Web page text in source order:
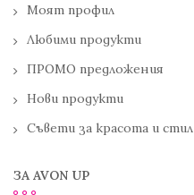
Моят профил
Любими продукти
ПРОМО предложения
Нови продукти
Съвети за красота и стил
ЗА AVON UP